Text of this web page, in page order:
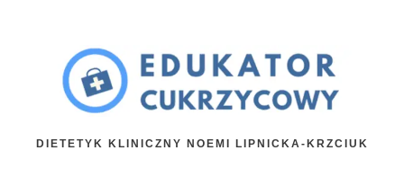
DIETETYK KLINICZNY NOEMI LIPNICKA-KRZCIUK